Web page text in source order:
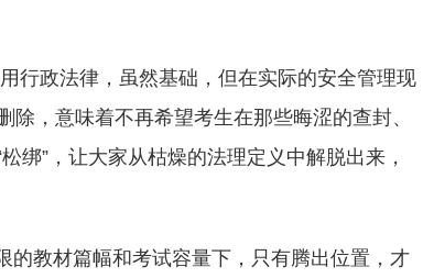
行政法律，虽然基础，但在实际的安全管理现
，意味着不再希望考生在那些晦涩的查封、
绑”，让大家从枯燥的法理定义中解脱出来，
的教材篇幅和考试容量下，只有腾出位置，才